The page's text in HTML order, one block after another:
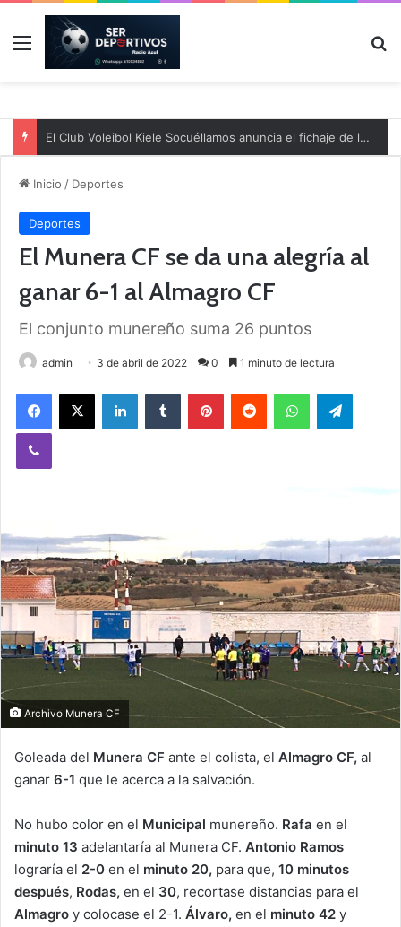
Menú
El Club Voleibol Kiele Socuéllamos anuncia el fichaje de la central norteamericana Morgan Thurlow para la temporada 2026/2027
Inicio / Deportes
Deportes
El Munera CF se da una alegría al
ganar 6-1 al Almagro CF
El conjunto munereño suma 26 puntos
admin 3 de abril de 2022 0 1 minuto de lectura
Archivo Munera CF
Goleada del Munera CF ante el colista, el Almagro CF, al
ganar 6-1 que le acerca a la salvación.
No hubo color en el Municipal munereño. Rafa en el
minuto 13 adelantaría al Munera CF. Antonio Ramos
lograría el 2-0 en el minuto 20, para que, 10 minutos
después, Rodas, en el 30, recortase distancias para el
Almagro y colocase el 2-1. Álvaro, en el minuto 42 y